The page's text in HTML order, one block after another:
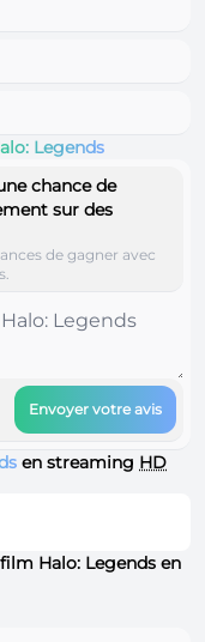
Legends
chance de
sur des
de gagner avec
Envoyer votre avis
en streaming HD
Halo: Legends en